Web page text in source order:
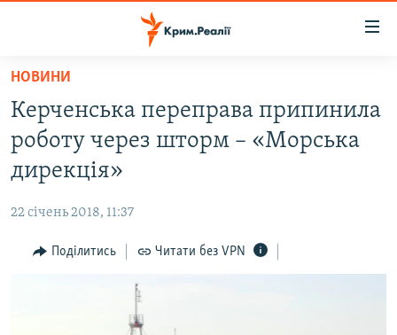
Перейти
основного
матеріалу
Перейти
до
основної
Перейти
ВОДА.КРИМ
ВІДЕО ТА ФОТО
БЛОГИ
ПОГЛЯД
НОВИНИ
Керченська переправа припинила
роботу через шторм – «Морська
дирекція»
22 січень 2018, 11:37
Поділитись Читати без VPN